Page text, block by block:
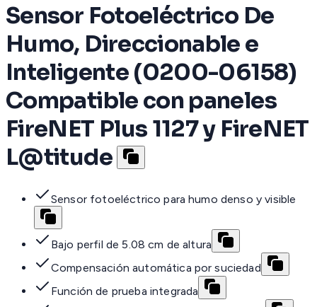
Sensor Fotoeléctrico De
Humo, Direccionable e
Inteligente (0200-06158)
Compatible con paneles
FireNET Plus 1127 y FireNET
L@titude
Sensor fotoeléctrico para humo denso y visible
Bajo perfil de 5.08 cm de altura
Compensación automática por suciedad
Función de prueba integrada